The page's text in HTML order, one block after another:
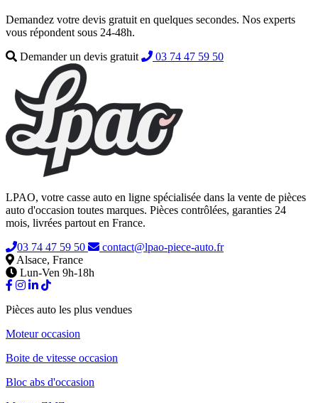
Demandez votre devis gratuit en quelques secondes. Nos experts
vous répondent sous 24-48h.
Demander un devis gratuit
03 74 47 59 50
LPAO, votre casse auto en ligne spécialisée dans la vente de pièces
auto d'occasion toutes marques. Pièces contrôlées, garanties 24
mois, livrées partout en France.
03 74 47 59 50
contact@lpao-piece-auto.fr
Alsace, France
Lun-Ven 9h-18h
Pièces auto les plus vendues
Moteur occasion
Boite de vitesse occasion
Bloc abs d'occasion